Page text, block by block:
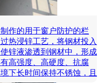
作的用于窗户防护的栏
热浸锌工艺，将钢材投入
锌液渗透到钢材中，形成
高强度、高硬度、抗腐
下长时间保持不锈蚀，且